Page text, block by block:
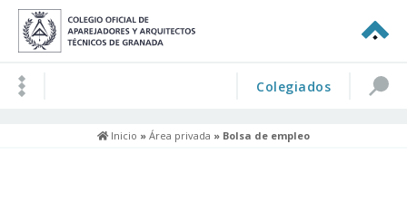
Colegiados
Inicio » Área privada » Bolsa de empleo